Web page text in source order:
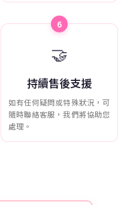
6
🤝
持續售後支援
如有任何疑問或特殊狀況，可
隨時聯絡客服，我們將協助您
處理。